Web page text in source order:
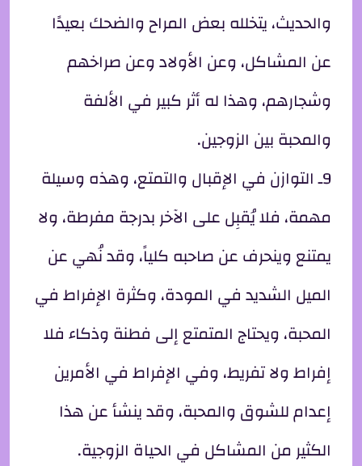
والحديث، يتخلله بعض المراح والضحك بعيدًا
عن المشاكل، وعن الأولاد وعن صراخهم
وشجارهم، وهذا له أثر كبير في الألفة
والمحبة بين الزوجين.
9ـ التوازن في الإقبال والتمتع، وهذه وسيلة
مهمة، فلا يُقبِل على الآخر بدرجة مفرطة، ولا
يمتنع وينحرف عن صاحبه كلياً، وقد نُهي عن
الميل الشديد في المودة، وكثرة الإفراط في
المحبة، ويحتاج المتمتع إلى فطنة وذكاء فلا
إفراط ولا تفريط، وفي الإفراط في الأمرين
إعدام للشوق والمحبة، وقد ينشأ عن هذا
الكثير من المشاكل في الحياة الزوجية.